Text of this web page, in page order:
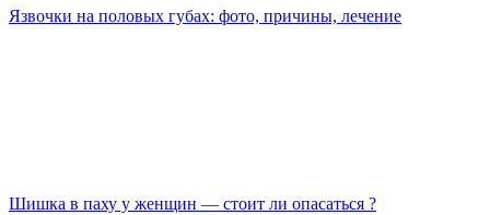
Язвочки на половых губах: фото, причины, лечение
Шишка в паху у женщин — стоит ли опасаться ?